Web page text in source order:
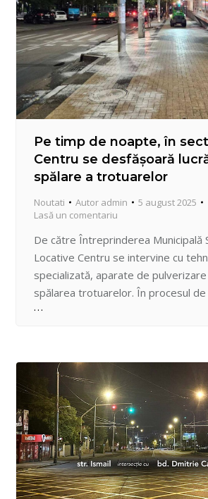
Pe timp de noapte, în
Centru se desfășoară
spălare a trotuarelor
Noutati Autor admin
5 august 2025
Lasă un comentariu
De către Întreprinderea Municipală
Locative Centru se intervine cu
specializată, aparate de
spălarea trotuarelor. În procesul
utilizați detergenți avizați sanitar ce
protejării sănătății publice.